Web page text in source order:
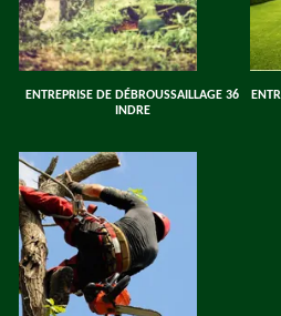
ENTREPRISE DE DÉBROUSSAILLAGE 36
INDRE